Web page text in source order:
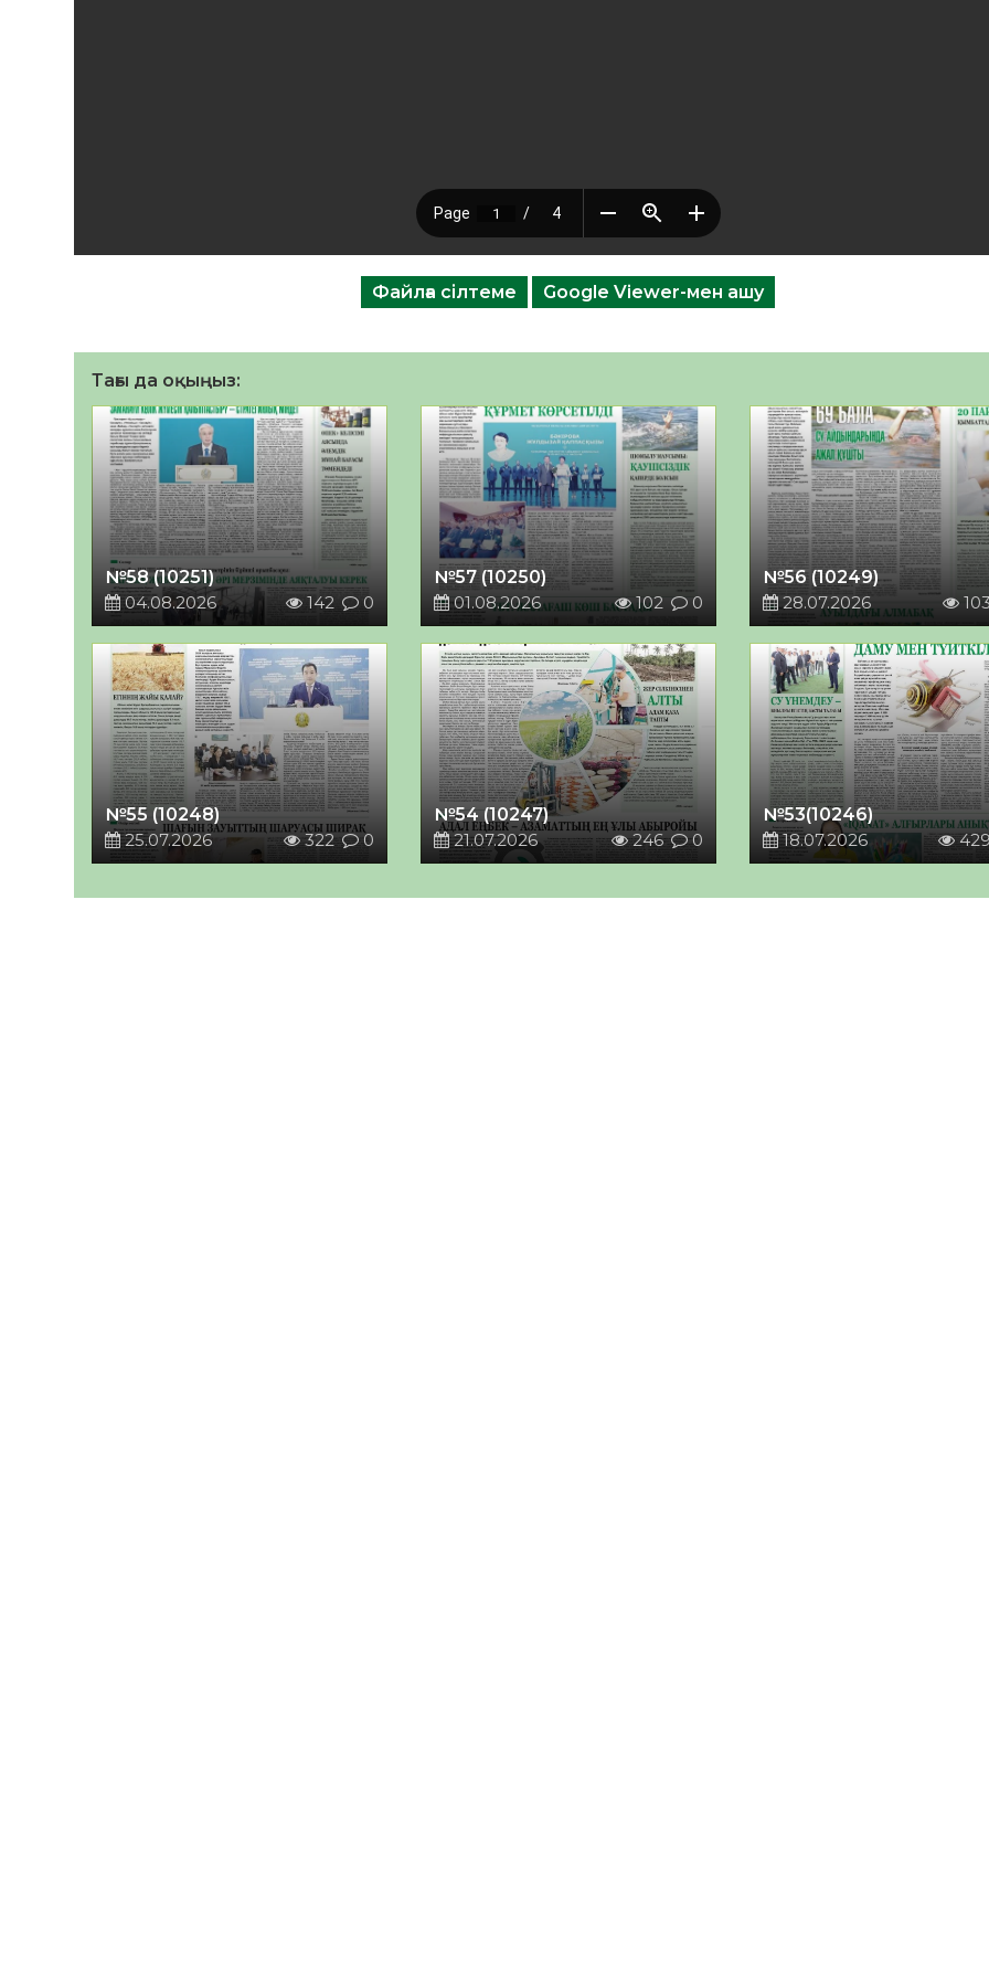
Файлға сілтеме Google Viewer-мен ашу
Тағы да оқыңыз:
№58 (10251)
04.08.2026
142 0
№57 (10250)
01.08.2026
102 0
№56 (10249)
28.07.2026
103
№55 (10248)
25.07.2026
322 0
№54 (10247)
21.07.2026
246 0
№53(10246)
18.07.2026
429